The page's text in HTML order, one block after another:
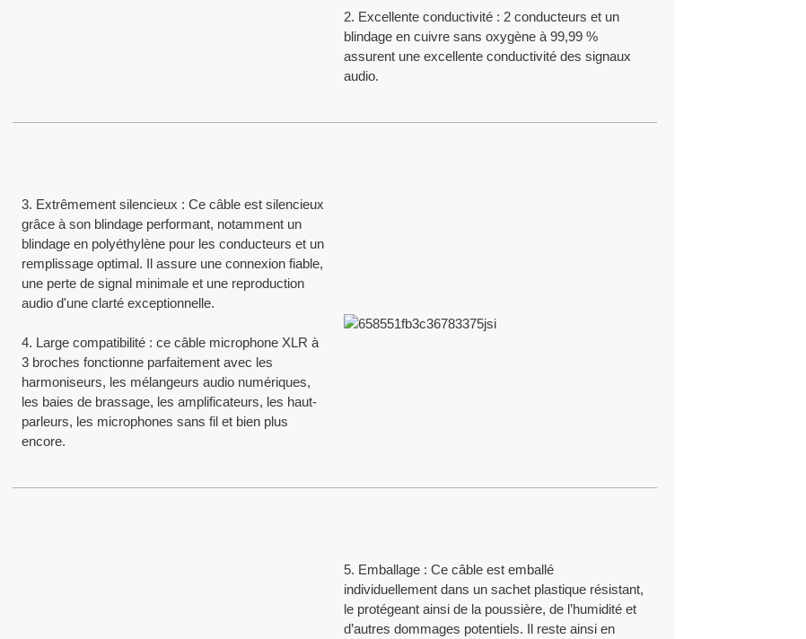
2. Excellente conductivité : 2 conducteurs et un
blindage en cuivre sans oxygène à 99,99 %
assurent une excellente conductivité des signaux
audio.
3. Extrêmement silencieux : Ce câble est silencieux
grâce à son blindage performant, notamment un
blindage en polyéthylène pour les conducteurs et un
remplissage optimal. Il assure une connexion fiable,
une perte de signal minimale et une reproduction
audio d'une clarté exceptionnelle.
4. Large compatibilité : ce câble microphone XLR à
3 broches fonctionne parfaitement avec les
harmoniseurs, les mélangeurs audio numériques,
les baies de brassage, les amplificateurs, les haut-
parleurs, les microphones sans fil et bien plus
encore.
5. Emballage : Ce câble est emballé
individuellement dans un sachet plastique résistant,
le protégeant ainsi de la poussière, de l’humidité et
d’autres dommages potentiels. Il reste ainsi en
Nous mettons à votre disposition un représentant commercial dédié pour vous aider à résoudre tout problème ou préoccupation
délais de chaque commande.
ASSISTANCE TECHNIQUE
Nous offrons un support technique professionnel fort de plus de 30 ans d'expérience en production et innovation OEM/ODM.
CERTIFICATS